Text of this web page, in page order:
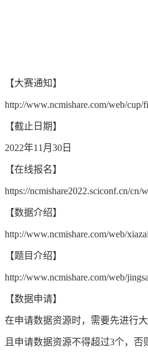
【大赛通知】
http://www.ncmishare.com/web/cup/
【截止日期】
2022年11月30日
【在线报名】
https://ncmishare2022.sciconf.cn/cn/
【数据介绍】
http://www.ncmishare.com/web/
【题目介绍】
http://www.ncmishare.com/web/
【数据申请】
在申请数据资源时，需要先进行
且申请数据资源不得超过3个，否